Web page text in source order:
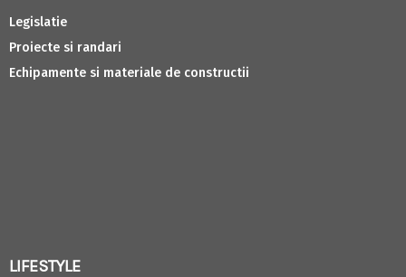
Legislatie
Proiecte si randari
Echipamente si materiale de constructii
LIFESTYLE